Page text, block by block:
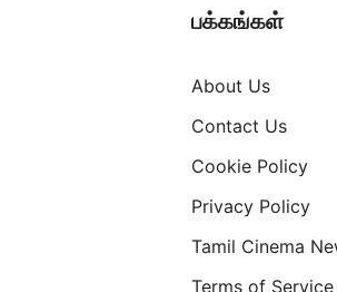
பக்கங்கள்
About Us
Contact Us
Cookie Policy
Privacy Policy
Tamil Cinema
Terms of Service